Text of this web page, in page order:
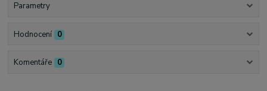
Parametry
Hodnocení 0
Komentáře 0